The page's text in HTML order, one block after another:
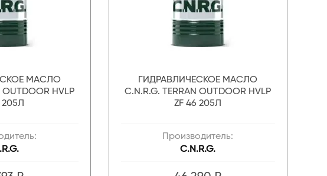
МАСЛО
OUTDOOR HVLP
205Л
ГИДРАВЛИЧЕСКОЕ МАСЛО
C.N.R.G. TERRAN OUTDOOR HVLP
ZF 46 205Л
Производитель:
C.N.R.G.